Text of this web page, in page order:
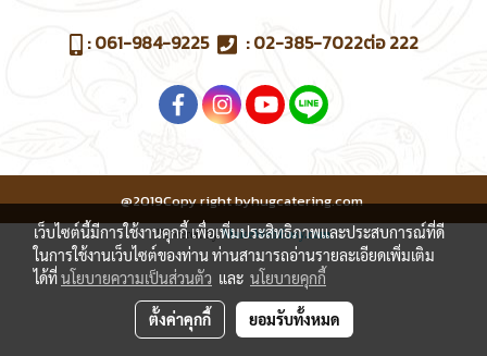
:061-984-9225 :02-385-7022ต่อ 222
@2019Copy right byhugcatering.com
Powered byMakeWebEasy.com
เว็บไซต์นี้มีการใช้งานคุกกี้ เพื่อเพิ่มประสิทธิภาพและประสบการณ์ที่ดี
ในการใช้งานเว็บไซต์ของท่าน ท่านสามารถอ่านรายละเอียดเพิ่มเติม
ได้ที่นโยบายความเป็นส่วนตัว และ นโยบายคุกกี้
ตั้งค่าคุกกี้ ยอมรับทั้งหมด